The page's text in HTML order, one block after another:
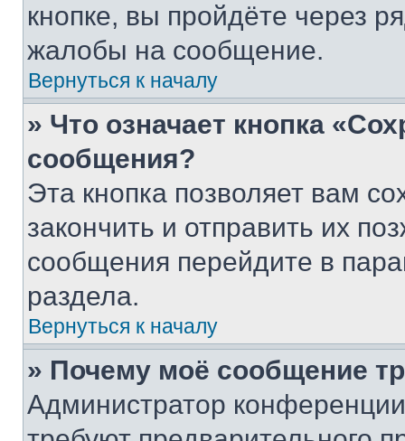
кнопке, вы пройдёте через
жалобы на сообщение.
Вернуться к началу
» Что означает кнопка
сообщения?
Эта кнопка позволяет вам
закончить и отправить их
сообщения перейдите в
раздела.
Вернуться к началу
» Почему моё сообщение
Администратор